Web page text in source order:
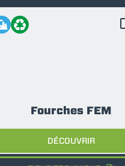
Fourches FEM
DÉCOUVRIR